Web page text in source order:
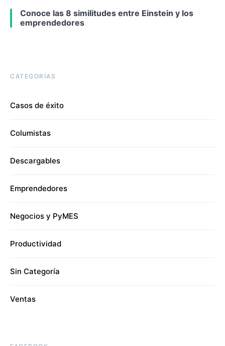
Conoce las 8 similitudes entre Einstein y los
emprendedores
CATEGORÍAS
Casos de éxito
Columistas
Descargables
Emprendedores
Negocios y PyMES
Productividad
Sin Categoría
Ventas